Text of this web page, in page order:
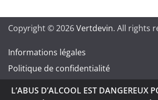
Copyright © 2026Vertdevin. All rights
Informations légales
Politique de confidentialité
L’ABUS D’ALCOOL EST DANGEREUX